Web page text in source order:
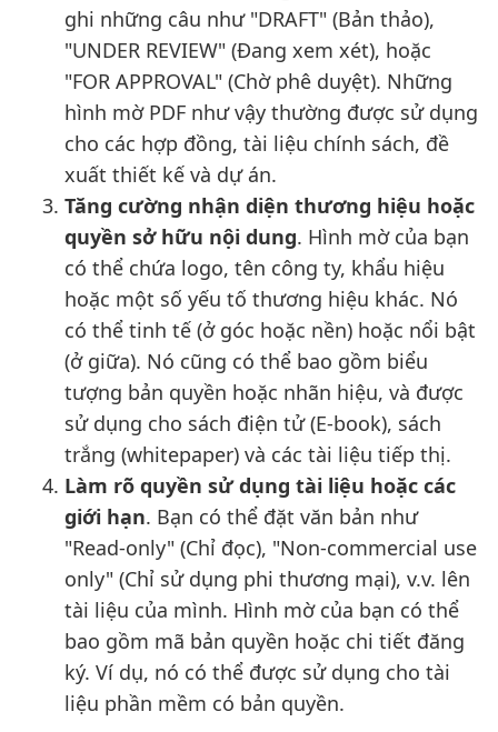
ghi những câu như "DRAFT" (Bản thảo),
"UNDER REVIEW" (Đang xem xét), hoặc
"FOR APPROVAL" (Chờ phê duyệt). Những
hình mờ PDF như vậy thường được sử dụng
cho các hợp đồng, tài liệu chính sách, đề
xuất thiết kế và dự án.
Tăng cường nhận diện thương hiệu hoặc
quyền sở hữu nội dung. Hình mờ của bạn
có thể chứa logo, tên công ty, khẩu hiệu
hoặc một số yếu tố thương hiệu khác. Nó
có thể tinh tế (ở góc hoặc nền) hoặc nổi bật
(ở giữa). Nó cũng có thể bao gồm biểu
tượng bản quyền hoặc nhãn hiệu, và được
sử dụng cho sách điện tử (E-book), sách
trắng (whitepaper) và các tài liệu tiếp thị.
Làm rõ quyền sử dụng tài liệu hoặc các
giới hạn. Bạn có thể đặt văn bản như
"Read-only" (Chỉ đọc), "Non-commercial use
only" (Chỉ sử dụng phi thương mại), v.v. lên
tài liệu của mình. Hình mờ của bạn có thể
bao gồm mã bản quyền hoặc chi tiết đăng
ký. Ví dụ, nó có thể được sử dụng cho tài
liệu phần mềm có bản quyền.